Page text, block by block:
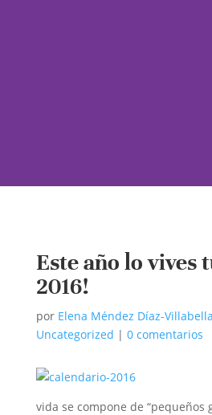
Este año lo vives
2016!
por Elena Méndez Díaz-Villabella
Uncategorized | 0 comentarios
vida se compone de “pequeños